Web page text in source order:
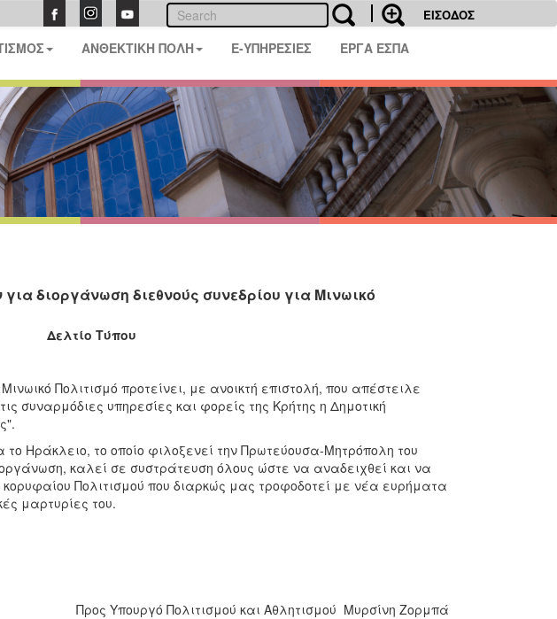
ΕΙΣΟΔΟΣ
ΑΝΘΕΚΤΙΚΗ ΠΟΛΗ E-ΥΠΗΡΕΣΙΕΣ ΕΡΓΑ ΕΣΠΑ
διοργάνωση διεθνούς συνεδρίου για Μινωικό
Δελτίο Τύπου
Πολιτισμό προτείνει, με ανοικτή επιστολή, που απέστειλε
συναρμόδιες υπηρεσίες και φορείς της Κρήτης η Δημοτική
Ηράκλειο, το οποίο φιλοξενεί την Πρωτεύουσα-Μητρόπολη του
καλεί σε συστράτευση όλους ώστε να αναδειχθεί και να
Πολιτισμού που διαρκώς μας τροφοδοτεί με νέα ευρήματα
μαρτυρίες του.
Προς Υπουργό Πολιτισμού και Αθλητισμού Μυρσίνη Ζορμπά